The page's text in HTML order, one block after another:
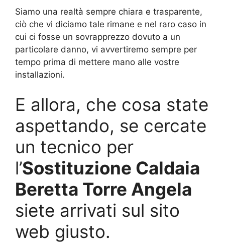
Siamo una realtà sempre chiara e trasparente,
ciò che vi diciamo tale rimane e nel raro caso in
cui ci fosse un sovrapprezzo dovuto a un
particolare danno, vi avvertiremo sempre per
tempo prima di mettere mano alle vostre
installazioni.
E allora, che cosa state
aspettando, se cercate
un tecnico per
l’Sostituzione Caldaia
Beretta Torre Angela
siete arrivati sul sito
web giusto.